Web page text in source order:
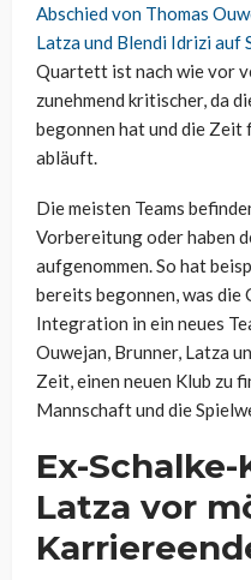
Abschied von Thomas
Latza und Blendi Idrizi auf
Quartett ist nach wie vor
zunehmend kritischer, da
begonnen hat und die
abläuft.
Die meisten Teams
Vorbereitung oder haben
aufgenommen. So hat
bereits begonnen, was die
Integration in ein neues
Ouwejan, Brunner, Latza
Zeit, einen neuen Klub zu
Mannschaft und die
Ex-
Latza vor